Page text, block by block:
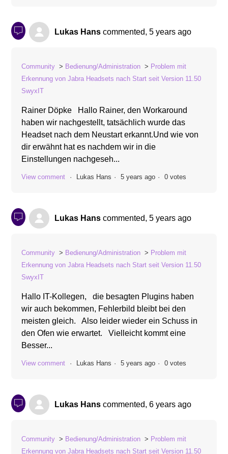
Lukas Hans commented,5 years ago
Community Bedienung/Administration
Problem mit
Erkennung von Jabra Headsets nach Start seit Version 11.50
SwyxIT
Rainer Döpke Hallo Rainer, den Workaround
haben wir nachgestellt, tatsächlich wurde das
Headset nach dem Neustart erkannt.Und wie von
dir erwähnt hat es nachdem wir in die
Einstellungen nachgeseh...
View comment Lukas Hans 5 years ago 0 votes
Lukas Hans commented,5 years ago
Community Bedienung/Administration
Problem mit
Erkennung von Jabra Headsets nach Start seit Version 11.50
SwyxIT
Hallo IT-Kollegen, die besagten Plugins haben
wir auch bekommen, Fehlerbild bleibt bei den
meisten gleich. Also leider wieder ein Schuss in
den Ofen wie erwartet. Vielleicht kommt eine
Besser...
View comment Lukas Hans 5 years ago 0 votes
Lukas Hans commented,6 years ago
Community Bedienung/Administration
Problem mit
Erkennung von Jabra Headsets nach Start seit Version 11.50